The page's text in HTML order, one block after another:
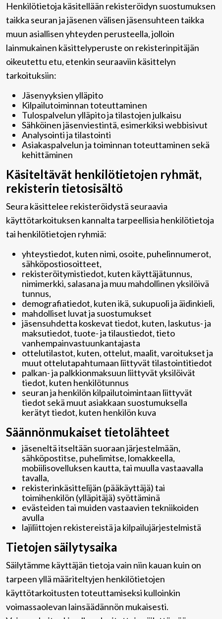
Henkilötietoja käsitellään rekisteröidyn suostumuksen
taikka seuran ja jäsenen välisen jäsensuhteen taikka
muun asiallisen yhteyden perusteella, jolloin
lainmukainen käsittelyperuste on rekisterinpitäjän
oikeutettu etu, etenkin seuraaviin käsittelyn
tarkoituksiin:
Jäsenyyksien ylläpito
Kilpailutoiminnan toteuttaminen
Tulospalvelun ylläpito ja tilastojen julkaisu
Sähköinen jäsenviestintä, esimerkiksi webbisivut
Analysointi ja tilastointi
Asiakaspalvelun ja toiminnan toteuttaminen sekä
kehittäminen
Käsiteltävät henkilötietojen ryhmät,
rekisterin tietosisältö
Seura käsittelee rekisteröidystä seuraavia
käyttötarkoituksen kannalta tarpeellisia henkilötietoja
tai henkilötietojen ryhmiä:
yhteystiedot, kuten nimi, osoite, puhelinnumerot,
sähköpostiosoitteet,
rekisteröitymistiedot, kuten käyttäjätunnus,
nimimerkki, salasana ja muu mahdollinen yksilöivä
tunnus,
demografiatiedot, kuten ikä, sukupuoli ja äidinkieli,
mahdolliset luvat ja suostumukset
jäsensuhdetta koskevat tiedot, kuten, laskutus- ja
maksutiedot, tuote- ja tilaustiedot, tieto
vanhempainvastuunkantajasta
ottelutilastot, kuten, ottelut, maalit, varoitukset ja
muut ottelutapahtumaan liittyvät tilastointitiedot
palkan- ja palkkionmaksuun liittyvät yksilöivät
tiedot, kuten henkilötunnus
seuran ja henkilön kilpailutoimintaan liittyvät
tiedot sekä muut asiakkaan suostumuksella
kerätyt tiedot, kuten henkilön kuva
Säännönmukaiset tietolähteet
jäseneltä itseltään suoraan järjestelmään,
sähköpostitse, puhelimitse, lomakkeella,
mobiilisovelluksen kautta, tai muulla vastaavalla
tavalla,
rekisterinkäsittelijän (pääkäyttäjä) tai
toimihenkilön (ylläpitäjä) syöttäminä
evästeiden tai muiden vastaavien tekniikoiden
avulla
lajiliittojen rekistereistä ja kilpailujärjestelmistä
Tietojen säilytysaika
Säilytämme käyttäjän tietoja vain niin kauan kuin on
tarpeen yllä määriteltyjen henkilötietojen
käyttötarkoitusten toteuttamiseksi kulloinkin
voimassaolevan lainsäädännön mukaisesti.